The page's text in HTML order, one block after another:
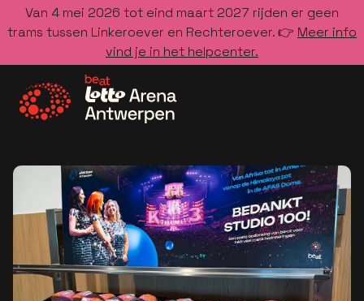
Van 4 mei 2026 tot eind maart 2027 rijden er geen
trams tussen Linkeroever en Rechteroever. 👉 Meer info
vind je in het helpcenter.